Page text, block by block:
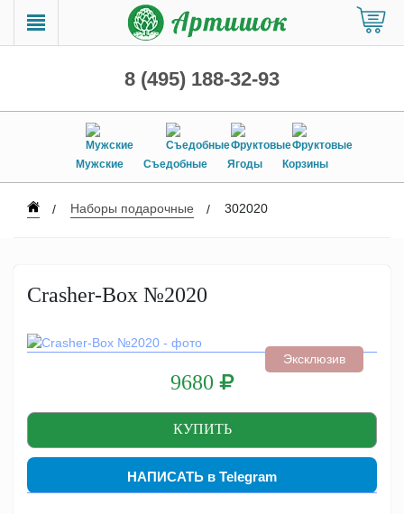
8 (495) 188-32-93
Мужские Съедобные Ягоды Корзины
Наборы подарочные 302020
Эксклюзив
Crasher-Box №2020
9680
НАПИСАТЬ в Telegram